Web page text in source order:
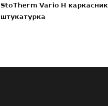
StoTherm Vario H каркасник
штукатурка